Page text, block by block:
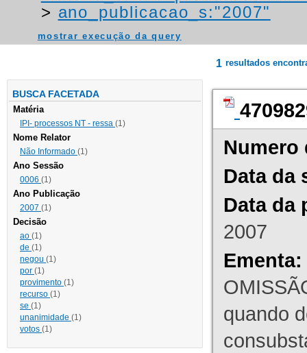
> ano_publicacao_s:"2007"
mostrar execução da query
BUSCA FACETADA
Matéria
IPI- processos NT - ressa (1)
Nome Relator
Não Informado (1)
Ano Sessão
0006 (1)
Ano Publicação
2007 (1)
Decisão
ao (1)
de (1)
negou (1)
por (1)
provimento (1)
recurso (1)
se (1)
unanimidade (1)
votos (1)
1 resultados
Numero
Data da
Data da
2007
Ementa:
quando